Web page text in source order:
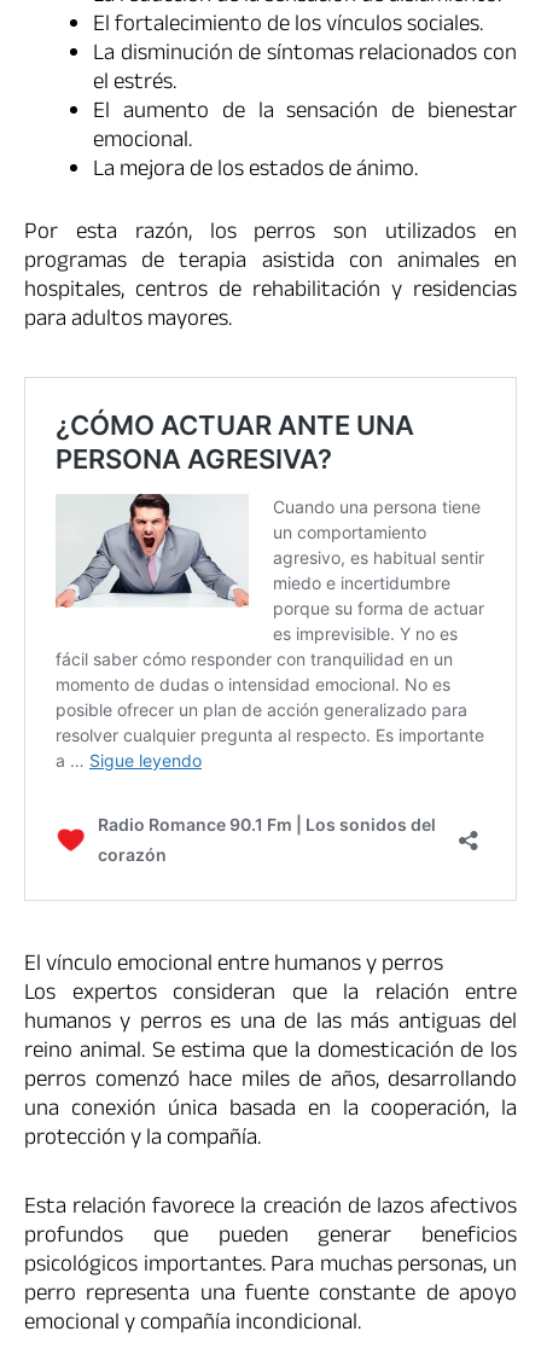
El fortalecimiento de los vínculos sociales.
La disminución de síntomas relacionados con
el estrés.
El aumento de la sensación de bienestar
emocional.
La mejora de los estados de ánimo.
Por esta razón, los perros son utilizados en
programas de terapia asistida con animales en
hospitales, centros de rehabilitación y residencias
para adultos mayores.
El vínculo emocional entre humanos y perros
Los expertos consideran que la relación entre
humanos y perros es una de las más antiguas del
reino animal. Se estima que la domesticación de los
perros comenzó hace miles de años, desarrollando
una conexión única basada en la cooperación, la
protección y la compañía.
Esta relación favorece la creación de lazos afectivos
profundos que pueden generar beneficios
psicológicos importantes. Para muchas personas, un
perro representa una fuente constante de apoyo
emocional y compañía incondicional.